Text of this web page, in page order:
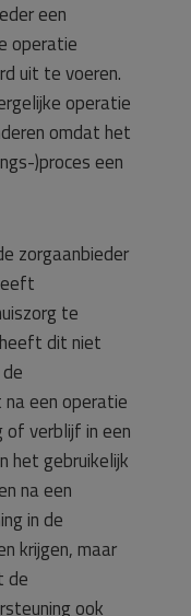
een
operatie
uit te voeren.
operatie
omdat het
)proces een
zorgaanbieder
te
dit niet
een operatie
verblijf in een
het gebruikelijk
na een
in de
krijgen, maar
de
ook